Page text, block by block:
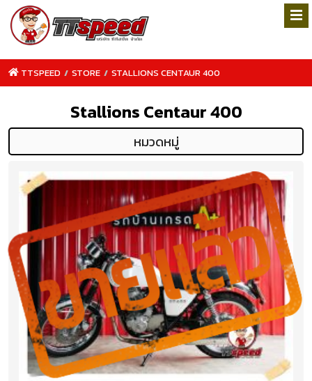
TTSPEED.COM
TTSPEED / STORE / STALLIONS CENTAUR 400
Stallions Centaur 400
หมวดหมู่